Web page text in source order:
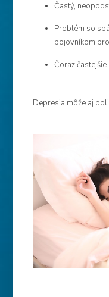
Častý,
Problém so
bojovníkom
Čoraz
Depresia môže aj